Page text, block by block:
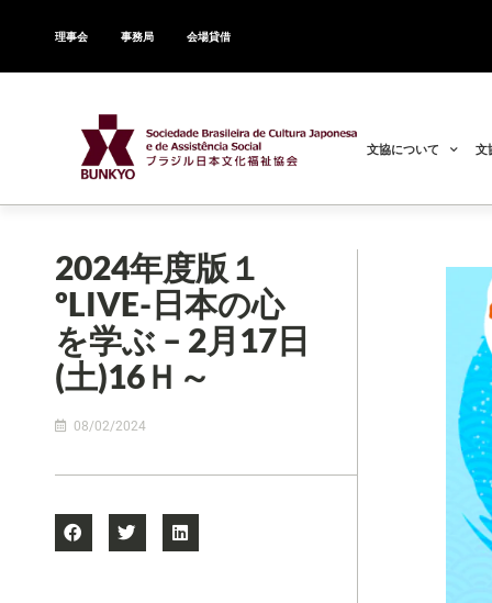
理事会 事務局 会場貸借
文協について 文
2024年度版１
ºLIVE-日本の心
を学ぶ – 2月17日
(土)16Ｈ～
08/02/2024